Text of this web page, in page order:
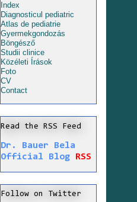
Index
Diagnosticul pediatric
Atlas de pediatrie
Gyermekgondozás
Böngésző
Studii clinice
Közéleti Írások
Foto
CV
Contact
Read the RSS Feed
Dr. Bauer Bela
Official Blog
RSS
Follow on Twitter